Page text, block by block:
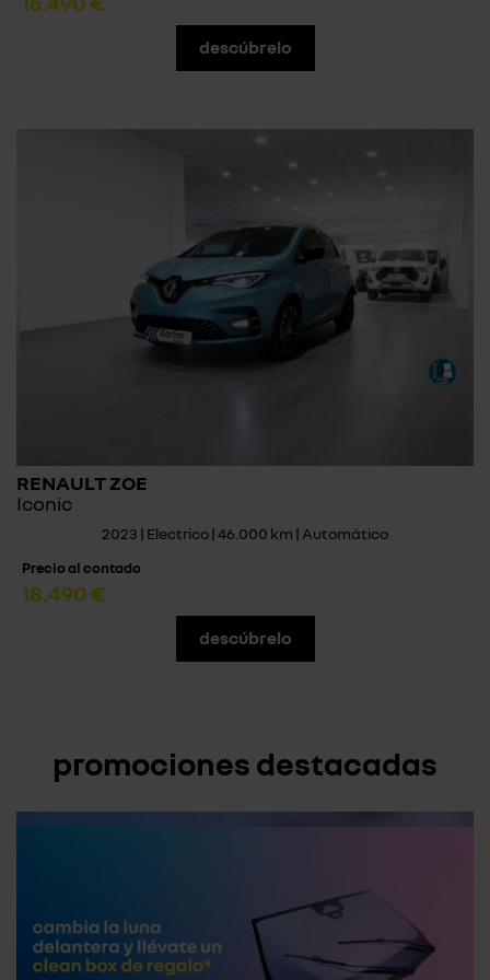
descúbrelo
RENAULT ZOE
Iconic
2023 | Electrico | 46.000 km | Automático
Precio al contado
18.490 €
descúbrelo
promociones destacadas